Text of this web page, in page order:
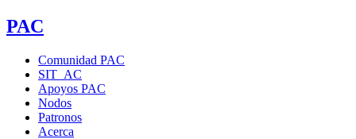
PAC
Comunidad PAC
SIT_AC
Apoyos PAC
Nodos
Patronos
Acerca